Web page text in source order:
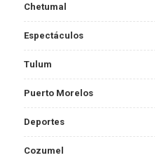
Chetumal
Espectáculos
Tulum
Puerto Morelos
Deportes
Cozumel